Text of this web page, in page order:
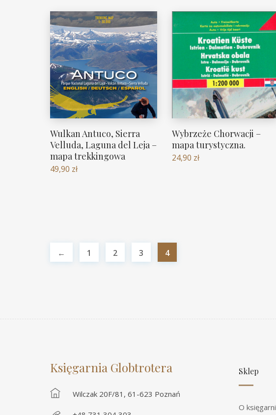
Wulkan Antuco, Sierra
Velluda, Laguna del Leja –
mapa trekkingowa
49,90 zł
Wybrzeże Chorwacji –
mapa turystyczna.
24,90 zł
← 1 2 3 4
Księgarnia Globtrotera
Wilczak 20F/81, 61-623 Poznań
Sklep
O księgarni